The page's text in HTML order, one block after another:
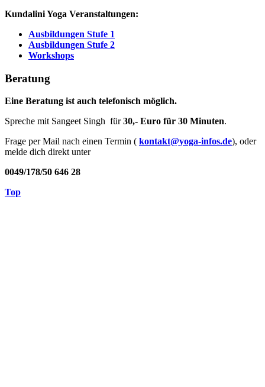
Kundalini Yoga Veranstaltungen:
Ausbildungen Stufe 1
Ausbildungen Stufe 2
Workshops
Beratung
Eine Beratung ist auch telefonisch möglich.
Spreche mit Sangeet Singh für30,- Euro für 30 Minuten.
Frage per Mail nach einen Termin ( kontakt@yoga-infos.de), oder
melde dich direkt unter
0049/178/50 646 28
Top